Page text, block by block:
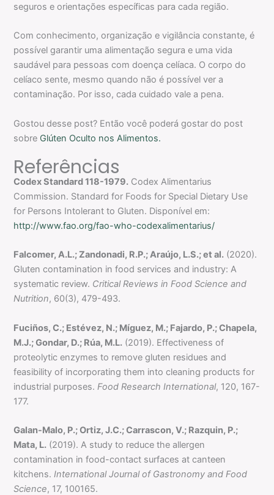
seguros e orientações específicas para cada região.
Com conhecimento, organização e vigilância constante, é
possível garantir uma alimentação segura e uma vida
saudável para pessoas com doença celíaca. O corpo do
celíaco sente, mesmo quando não é possível ver a
contaminação. Por isso, cada cuidado vale a pena.
Gostou desse post? Então você poderá gostar do post
sobre Glúten Oculto nos Alimentos.
Referências
Codex Standard 118-1979. Codex Alimentarius
Commission. Standard for Foods for Special Dietary Use
for Persons Intolerant to Gluten. Disponível em:
http://www.fao.org/fao-who-codexalimentarius/
Falcomer, A.L.; Zandonadi, R.P.; Araújo, L.S.; et al. (2020).
Gluten contamination in food services and industry: A
systematic review. Critical Reviews in Food Science and
Nutrition, 60(3), 479-493.
Fuciños, C.; Estévez, N.; Míguez, M.; Fajardo, P.; Chapela,
M.J.; Gondar, D.; Rúa, M.L. (2019). Effectiveness of
proteolytic enzymes to remove gluten residues and
feasibility of incorporating them into cleaning products for
industrial purposes.Food Research International, 120, 167-
177.
Galan-Malo, P.; Ortiz, J.C.; Carrascon, V.; Razquin, P.;
Mata, L. (2019). A study to reduce the allergen
contamination in food-contact surfaces at canteen
kitchens.International Journal of Gastronomy and Food
Science, 17, 100165.